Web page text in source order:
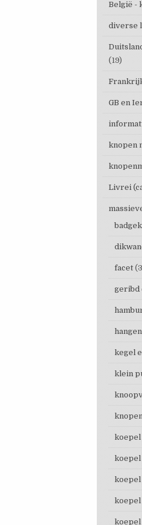
België -
diverse
(19)
GB en
knopen
Livrei
facet
geribd
kegel
klein
koepel
koepel
koepel
koepel
koepel